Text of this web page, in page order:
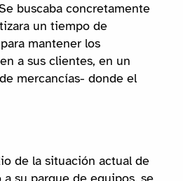
buscaba concretamente
un tiempo de
mantener los
a sus clientes, en un
mercancías- donde el
de la situación actual de